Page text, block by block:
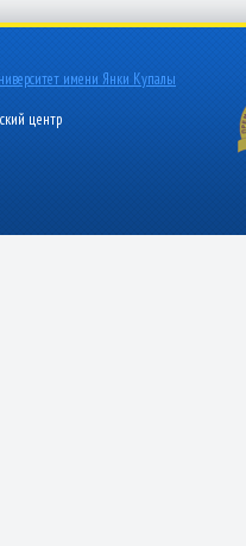
имени Янки Купалы
центр